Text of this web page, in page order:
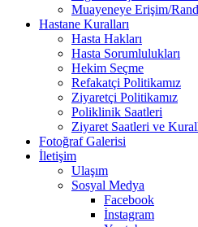
Muayeneye Erişim/
Hastane Kuralları
Hasta Hakları
Hasta Sorumlulukları
Hekim Seçme
Refakatçi Politikamız
Ziyaretçi Politikamız
Poliklinik Saatleri
Ziyaret Saatleri ve
Fotoğraf Galerisi
İletişim
Ulaşım
Sosyal Medya
Facebook
İnstagram